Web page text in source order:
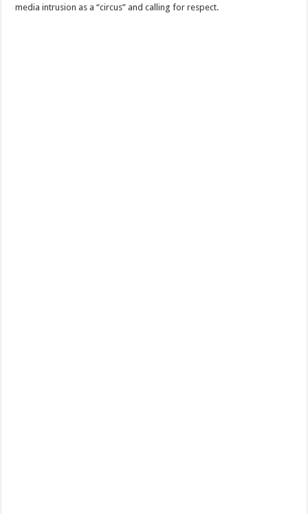
media intrusion as a “circus” and calling for respect.